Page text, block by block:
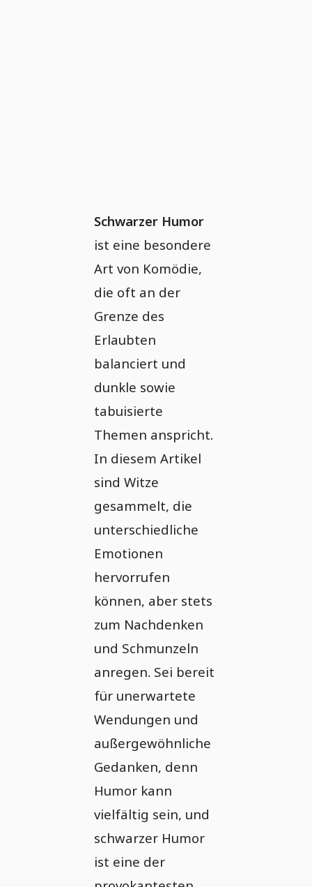
Schwarzer Humor
ist eine besondere
Art von Komödie,
die oft an der
Grenze des
Erlaubten
balanciert und
dunkle sowie
tabuisierte
Themen anspricht.
In diesem Artikel
sind Witze
gesammelt, die
unterschiedliche
Emotionen
hervorrufen
können, aber stets
zum Nachdenken
und Schmunzeln
anregen. Sei bereit
für unerwartete
Wendungen und
außergewöhnliche
Gedanken, denn
Humor kann
vielfältig sein, und
schwarzer Humor
ist eine der